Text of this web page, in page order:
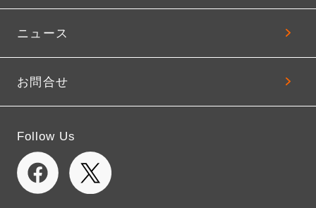
ニュース
お問合せ
Follow Us